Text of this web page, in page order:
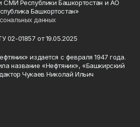
СМИ Республики Башкортостан и АО
Башкортостан»
данных
02-01857 от 19.05.2025
издается с февраля 1947 года.
название «Нефтяник», «Башкирский
Чукаев Николай Ильич